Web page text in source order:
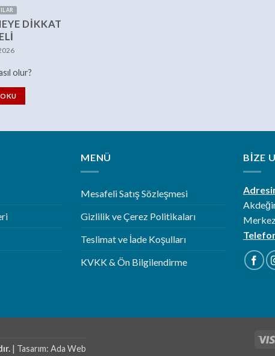
DIKKAT
olur?
MENÜ
Mesafeli Satış Sözleşmesi
Gizlilik ve Çerez Politikaları
Teslimat ve İade Koşulları
KVKK & Ön Bilgilendirme
BIZE
| Tasarım: Ada Web